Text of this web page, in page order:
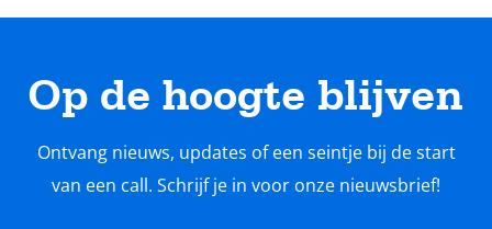
Op de hoogte blijven
Ontvang nieuws, updates of een seintje bij de start
van een call. Schrijf je in voor onze nieuwsbrief!